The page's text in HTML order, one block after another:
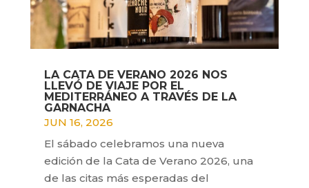
LA CATA DE VERANO 2026 NOS
LLEVÓ DE VIAJE POR EL
MEDITERRÁNEO A TRAVÉS DE LA
GARNACHA
JUN 16, 2026
El sábado celebramos una nueva
edición de la Cata de Verano 2026, una
de las citas más esperadas del